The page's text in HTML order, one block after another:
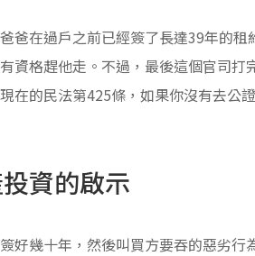
爸在過戶之前已經簽了長達39年的
資格趕他走。不過，最後這個官司
在的民法第425條，如果你沒有去公
資的啟示
好幾十年，然後叫買方要吞的惡劣